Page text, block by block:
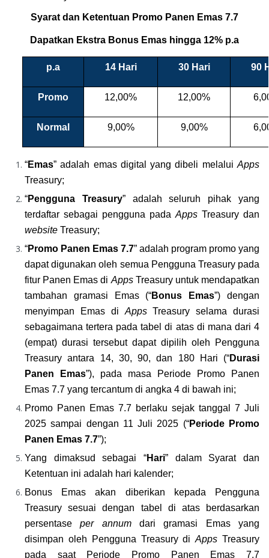
Syarat dan Ketentuan Promo Panen Emas 7.7
Dapatkan Ekstra Bonus Emas hingga 12% p.a
p.a 14 Hari 30 Hari 90
Promo 12,00% 12,00%
Normal 9,00% 9,00%
“Emas” adalah emas digital yang dibeli melalui Apps
Treasury;
“Pengguna Treasury” adalah seluruh pihak yang
terdaftar sebagai pengguna pada Apps
website Treasury;
“Promo Panen Emas 7.7” adalah program promo yang
dapat digunakan oleh semua Pengguna Treasury pada
fitur Panen Emas di Apps Treasury untuk mendapatkan
tambahan gramasi Emas (“Bonus Emas”) dengan
menyimpan Emas di Apps Treasury selama durasi
sebagaimana tertera pada tabel di atas di mana dari 4
(empat) durasi tersebut dapat dipilih oleh Pengguna
Treasury antara 14, 30, 90, dan 180 Hari (“Durasi
Panen Emas”), pada masa Periode Promo Panen
Emas 7.7 yang tercantum di angka 4 di bawah ini;
Promo Panen Emas 7.7 berlaku sejak tanggal 7 Juli
2025 sampai dengan 11 Juli 2025 (“Periode Promo
Panen Emas 7.7”);
Yang dimaksud sebagai “Hari” dalam Syarat dan
Ketentuan ini adalah hari kalender;
Bonus Emas akan diberikan kepada Pengguna
Treasury sesuai dengan tabel di atas berdasarkan
persentase per annum dari gramasi Emas yang
disimpan oleh Pengguna Treasury di Apps Treasury
pada saat Periode Promo Panen Emas 7.7